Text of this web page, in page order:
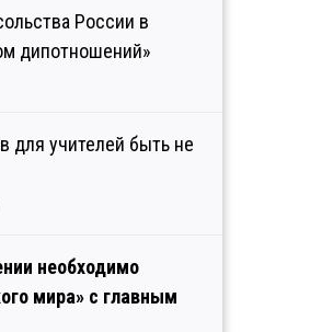
России в
дипотношений»
для учителей быть не
необходимо
мира» с главным